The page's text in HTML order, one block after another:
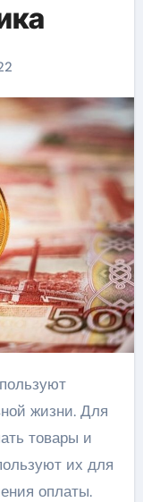
жизни. Для
товары и
их для
оплаты.